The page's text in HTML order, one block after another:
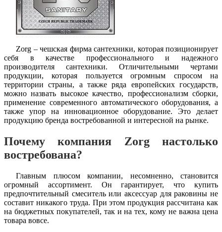
Zorg – чешская фирма сантехники, которая позиционирует
себя в качестве профессионального и надежного
производителя сантехники. Отличительными чертами
продукции, которая пользуется огромным спросом на
территории страны, а также ряда европейских государств,
можно назвать высокое качество, профессионализм сборки,
применение современного автоматического оборудования, а
также упор на инновационное оборудование. Это делает
продукцию бренда востребованной и интересной на рынке.
Почему компания Zorg настолько
востребована?
Главным плюсом компании, несомненно, становится
огромный ассортимент. Он гарантирует, что купить
предпочтительный смеситель или аксессуар для раковины не
составит никакого труда. При этом продукция рассчитана как
на бюджетных покупателей, так и на тех, кому не важна цена
товара вовсе.